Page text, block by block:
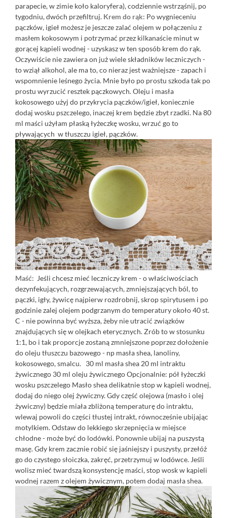
parapecie, w zimie koło kaloryfera), codziennie wstrząśnij, po
tygodniu, dwóch przefiltruj. Krem do rąk: Po wygnieceniu
pączków, igieł możesz je jeszcze zalać olejem w połączeniu z
masłem kokosowym i potrzymać przez kilkanaście minut w
gorącej kąpieli wodnej - uzyskasz w ten sposób krem do rąk.
Oczywiście nie zawiera on już wiele składników leczniczych -
to wziął alkohol, ale ma to, co nieraz jest ważniejsze - zapach i
wspomnienie leśnego życia. Mnie było po prostu szkoda tak po
prostu wyrzucić resztek pączkowych. Oleju i masła
kokosowego użyj do przykrycia pączków/igieł, koniecznie
dodaj wosku pszczelego, inaczej krem będzie zbyt rzadki. Na 80
ml maści użyłam płaską łyżeczkę wosku, wrzuć go to
pływających w tłuszczu igieł, pączków.
Maść: Jeśli chcesz mieć leczniczy krem - o właściwościach
dezynfekujących, rozgrzewających, zmniejszających ból, to
pączki, igły, żywicę najpierw rozdrobnij, skrop spirytusem i po
godzinie zalej olejem podgrzanym do temperatury około 40 st.
C - nie powinna być wyższa, żeby nie utracić związków
znajdujących się w olejkach eterycznych. Zrób to w stosunku
1:1, bo i tak proporcje zostaną zmniejszone poprzez dołożenie
do oleju tłuszczu bazowego - np masła shea, lanoliny,
kokosowego, smalcu. 30 ml masła shea 20 ml intraktu
żywicznego 30 ml oleju żywicznego Opcjonalnie: pół łyżeczki
wosku pszczelego Masło shea delikatnie stop w kąpieli wodnej,
dodaj do niego olej żywiczny. Gdy część olejowa (masło i olej
żywiczny) będzie miała zbliżoną temperaturę do intraktu,
wlewaj powoli do części tłustej intrakt, równocześnie ubijając
motylkiem. Odstaw do lekkiego skrzepnięcia w miejsce
chłodne - może być do lodówki. Ponownie ubijaj na puszystą
masę. Gdy krem zacznie robić się jaśniejszy i puszysty, przełóż
go do czystego słoiczka, zakręć, przetrzymuj w lodówce. Jeśli
wolisz mieć twardszą konsystencję maści, stop wosk w kąpieli
wodnej razem z olejem żywicznym, potem dodaj masła shea.